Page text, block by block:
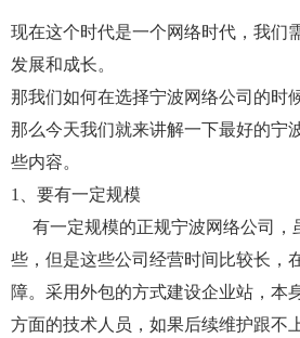
现在这个时代是一个网络时代，我们
发展和成长。
那我们如何在选择宁波网络公司的时
那么今天我们就来讲解一下最好的宁
些内容。
1、要有一定规模
有一定规模的正规宁波网络公司，
些，但是这些公司经营时间比较长，
障。采用外包的方式建设企业站，本
方面的技术人员，如果后续维护跟不